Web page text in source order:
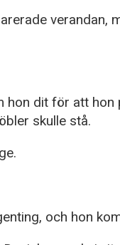
verandan,
dit för att hon
skulle stå.
och hon